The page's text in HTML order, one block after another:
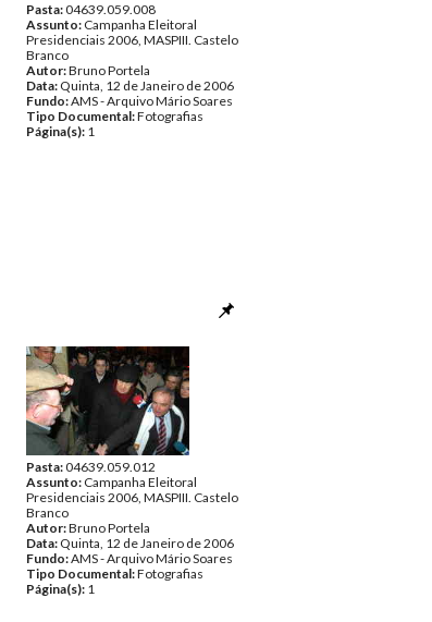
Pasta:04639.059.008
Assunto: Campanha Eleitoral
Presidenciais 2006, MASPIII. Castelo
Branco
Autor:Bruno Portela
Data: Quinta, 12 de Janeiro de 2006
Fundo:AMS - Arquivo Mário Soares
Tipo Documental:Fotografias
Página(s): 1
Pasta:04639.059.012
Assunto: Campanha Eleitoral
Presidenciais 2006, MASPIII. Castelo
Branco
Autor:Bruno Portela
Data: Quinta, 12 de Janeiro de 2006
Fundo:AMS - Arquivo Mário Soares
Tipo Documental:Fotografias
Página(s): 1